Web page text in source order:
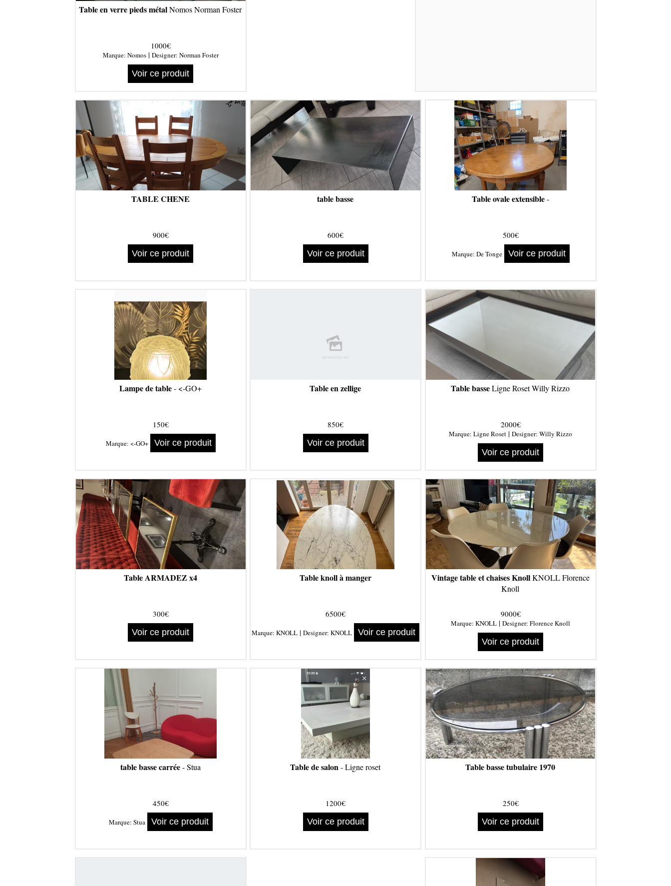
Table en verre pieds métalNomos Norman Foster
1000€
Marque: Nomos| Designer: Norman Foster
Voir ce produit
TABLE CHENE
900€
Voir ce produit
table basse
600€
Voir ce produit
Table ovale extensible-
500€
Marque: De Tonge Voir ce produit
Lampe de table- <-GO+
150€
Marque: <-GO+ Voir ce produit
Table en zellige
850€
Voir ce produit
Table basseLigne Roset Willy Rizzo
2000€
Marque: Ligne Roset | Designer: Willy Rizzo
Voir ce produit
Table ARMADEZ x4
300€
Voir ce produit
Table knoll à manger
6500€
Marque: KNOLL | Designer: KNOLL Voir ce produit
Vintage table et chaises KnollKNOLL Florence
Knoll
9000€
Marque: KNOLL | Designer: Florence Knoll
Voir ce produit
table basse carrée- Stua
450€
Marque: Stua Voir ce produit
Table de salon- Ligne roset
1200€
Voir ce produit
Table basse tubulaire 1970
250€
Voir ce produit